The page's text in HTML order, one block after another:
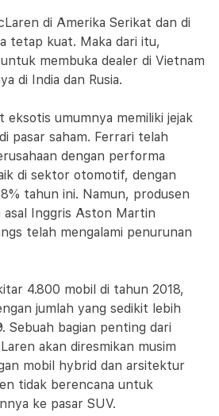
di Amerika Serikat dan di
tetap kuat. Maka dari itu,
membuka dealer di Vietnam
di India dan Rusia.
eksotis umumnya memiliki jejak
pasar saham. Ferrari telah
dengan performa
di sektor otomotif, dengan
tahun ini. Namun, produsen
Inggris Aston Martin
telah mengalami penurunan
4.800 mobil di tahun 2018,
jumlah yang sedikit lebih
Sebuah bagian penting dari
akan diresmikan musim
mobil hybrid dan arsitektur
tidak berencana untuk
ke pasar SUV.